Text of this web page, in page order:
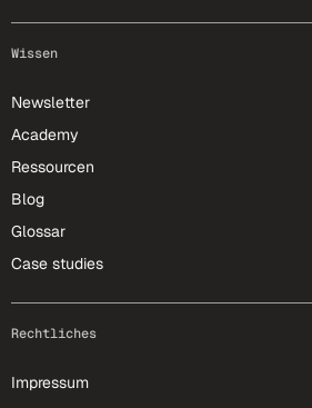
Wissen
Newsletter
Academy
Ressourcen
Blog
Glossar
Case studies
Rechtliches
Impressum